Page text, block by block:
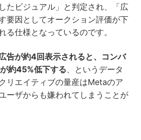
たビジュアル」と判定され、「広
要因としてオークション評価が下
る仕様となっているのです。
告が約4回表示されると、コンバ
約45%低下する 、というデータ
リエイティブの量産はMetaのア
ーザからも嫌われてしまうことが